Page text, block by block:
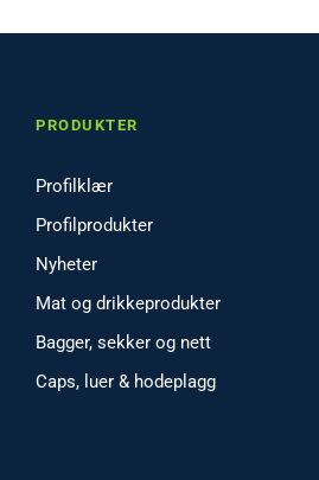
PRODUKTER
Profilklær
Profilprodukter
Nyheter
Mat og drikkeprodukter
Bagger, sekker og nett
Caps, luer & hodeplagg